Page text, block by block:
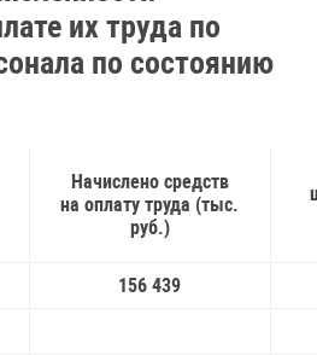
их труда по
по состоянию
Начислено средств
на оплату труда (тыс.
руб.)
156 439